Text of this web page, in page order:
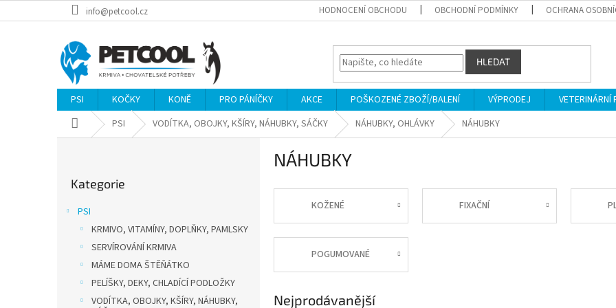
na
info@petcool.cz HODNOCENÍ OBCHODU OBCHODNÍ PODMÍNKY OCHRANA
HLEDAT
PSI KOČKY KONĚ PRO PÁNÍČKY AKCE POŠKOZENÉ ZBOŽÍ/BALENÍ VÝPRODEJ VETERINÁRNÍ
Domů PSI VODÍTKA, OBOJKY, KŠÍRY, NÁHUBKY, SÁČKY NÁHUBKY, OHLÁVKY NÁHUBKY
kategorie
Kategorie
PSI
KRMIVO, VITAMÍNY, DOPLŇKY, PAMLSKY
SERVÍROVÁNÍ KRMIVA
MÁME DOMA ŠTĚŇÁTKO
PELÍŠKY, DEKY, CHLADÍCÍ PODLOŽKY
VODÍTKA, OBOJKY, KŠÍRY, NÁHUBKY,
NÁHUBKY
KOŽENÉ FIXAČNÍ
POGUMOVANÉ
Nejprodávanější